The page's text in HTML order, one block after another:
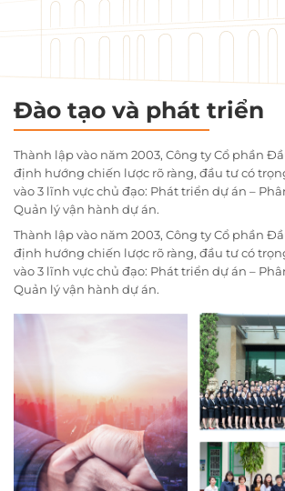
Đào tạo và phát triển
Thành lập vào năm 2003, Công ty Cổ phần
định hướng chiến lược rõ ràng, đầu tư có
vào 3 lĩnh vực chủ đạo: Phát triển dự án –
Quản lý vận hành dự án.
Thành lập vào năm 2003, Công ty Cổ phần
định hướng chiến lược rõ ràng, đầu tư có
vào 3 lĩnh vực chủ đạo: Phát triển dự án –
Quản lý vận hành dự án.